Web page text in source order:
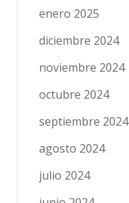
enero 2025
diciembre 2024
noviembre 2024
octubre 2024
septiembre 2024
agosto 2024
julio 2024